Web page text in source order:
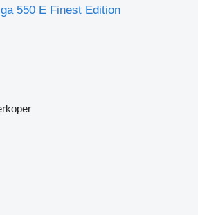
550 E Finest Edition